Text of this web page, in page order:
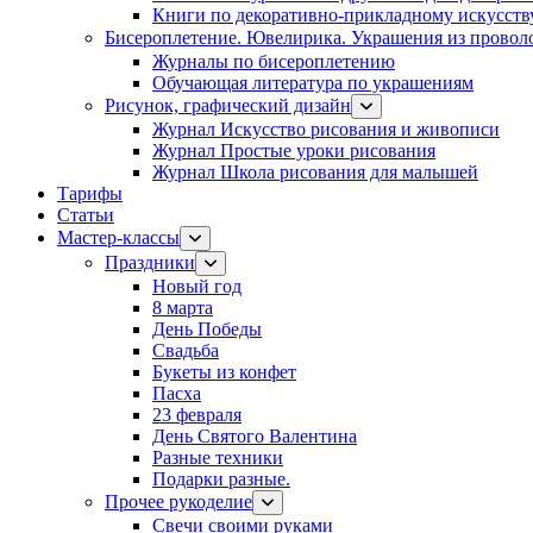
Книги по декоративно-прикладному
Бисероплетение. Ювелирика. Украшения из
Журналы по бисероплетению
Обучающая литература по украшениям
Рисунок, графический дизайн
Журнал Искусство рисования и живописи
Журнал Простые уроки рисования
Журнал Школа рисования для малышей
Тарифы
Статьи
Мастер-классы
Праздники
Новый год
8 марта
День Победы
Свадьба
Букеты из конфет
Пасха
23 февраля
День Святого Валентина
Разные техники
Подарки разные.
Прочее рукоделие
Свечи своими руками